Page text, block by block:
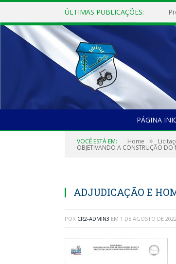
ÚLTIMAS PUBLICAÇÕES:
PÁGINA
VOCÊ ESTÁ EM: Home »
OBJETIVANDO A CONSTRUÇÃO DO
ADJUDICAÇÃO E
POR CR2-ADMIN3 EM 1 DE AGOSTO DE 2022